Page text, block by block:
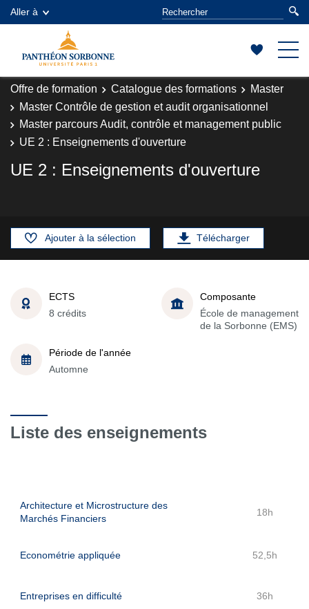
Aller à
Offre de formation Catalogue des formations
Master
Master Contrôle de gestion et audit organisationnel
Master parcours Audit, contrôle et management public
UE 2 : Enseignements d'ouverture
UE 2 : Enseignements d'ouverture
Ajouter à la sélection Télécharger
ECTS
8 crédits
Composante
École de management
de la Sorbonne (EMS)
Période de l'année
Automne
Liste des enseignements
Architecture et Microstructure des
Marchés Financiers
18h
Econométrie appliquée 52,5h
Entreprises en difficulté 36h